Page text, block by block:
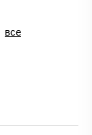
все